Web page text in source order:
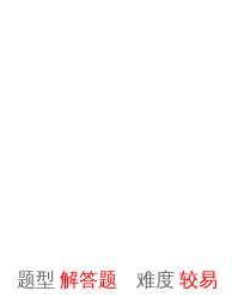
题型 解答题 难度 较易